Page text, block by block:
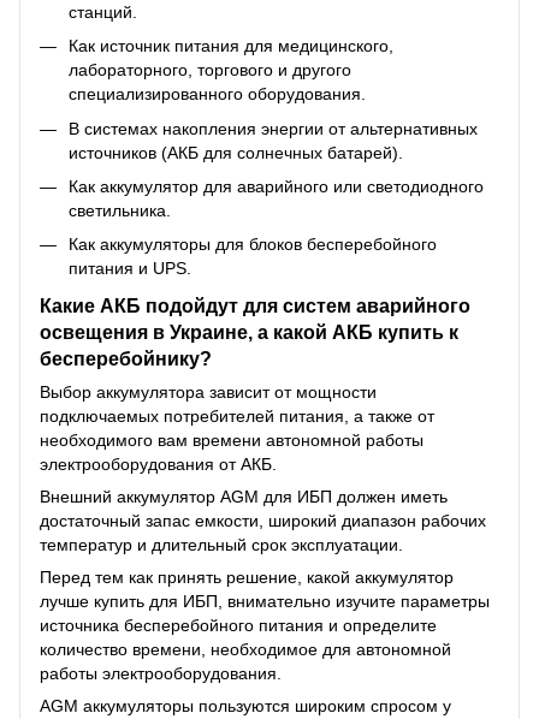
станций.
Как источник питания для медицинского,
лабораторного, торгового и другого
специализированного оборудования.
В системах накопления энергии от альтернативных
источников (АКБ для солнечных батарей).
Как аккумулятор для аварийного или светодиодного
светильника.
Как аккумуляторы для блоков бесперебойного
питания и UPS.
Какие АКБ подойдут для систем аварийного
освещения в Украине, а какой АКБ купить к
бесперебойнику?
Выбор аккумулятора зависит от мощности
подключаемых потребителей питания, а также от
необходимого вам времени автономной работы
электрооборудования от АКБ.
Внешний аккумулятор AGM для ИБП должен иметь
достаточный запас емкости, широкий диапазон рабочих
температур и длительный срок эксплуатации.
Перед тем как принять решение, какой аккумулятор
лучше купить для ИБП, внимательно изучите параметры
источника бесперебойного питания и определите
количество времени, необходимое для автономной
работы электрооборудования.
AGM аккумуляторы пользуются широким спросом у